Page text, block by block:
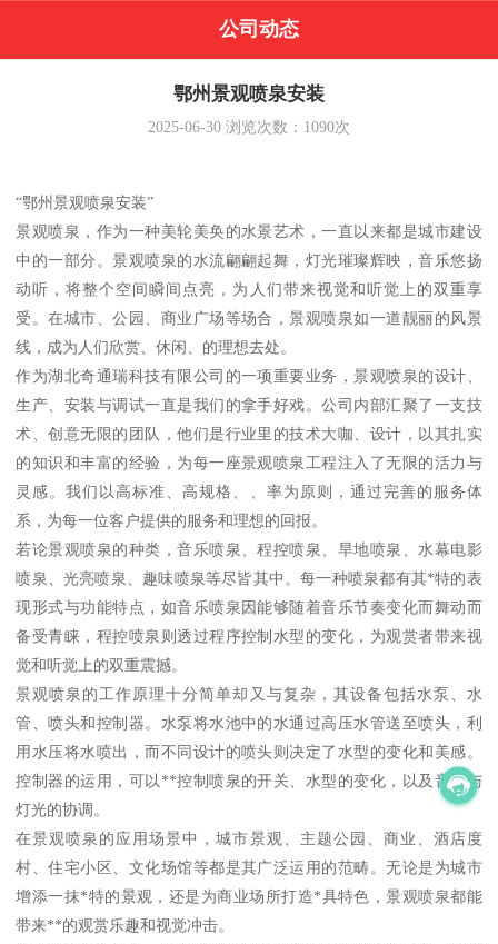
公司动态
鄂州景观喷泉安装
2025-06-30 浏览次数： 1090次
“鄂州景观喷泉安装”
景观喷泉，作为一种美轮美奂的水景艺术，一直以来都是城市建设
中的一部分。景观喷泉的水流翩翩起舞，灯光璀璨辉映，音乐悠扬
动听，将整个空间瞬间点亮，为人们带来视觉和听觉上的双重享
受。在城市、公园、商业广场等场合，景观喷泉如一道靓丽的风景
线，成为人们欣赏、休闲、的理想去处。
作为湖北奇通瑞科技有限公司的一项重要业务，景观喷泉的设计、
生产、安装与调试一直是我们的拿手好戏。公司内部汇聚了一支技
术、创意无限的团队，他们是行业里的技术大咖、设计，以其扎实
的知识和丰富的经验，为每一座景观喷泉工程注入了无限的活力与
灵感。我们以高标准、高规格、、率为原则，通过完善的服务体
系，为每一位客户提供的服务和理想的回报。
若论景观喷泉的种类，音乐喷泉、程控喷泉、旱地喷泉、水幕电影
喷泉、光亮喷泉、趣味喷泉等尽皆其中。每一种喷泉都有其*特的表
现形式与功能特点，如音乐喷泉因能够随着音乐节奏变化而舞动而
备受青睐，程控喷泉则透过程序控制水型的变化，为观赏者带来视
觉和听觉上的双重震撼。
景观喷泉的工作原理十分简单却又与复杂，其设备包括水泵、水
管、喷头和控制器。水泵将水池中的水通过高压水管送至喷头，利
用水压将水喷出，而不同设计的喷头则决定了水型的变化和美感。
控制器的运用，可以**控制喷泉的开关、水型的变化，以及音乐与
灯光的协调。
在景观喷泉的应用场景中，城市景观、主题公园、商业、酒店度
村、住宅小区、文化场馆等都是其广泛运用的范畴。无论是为城市
增添一抹*特的景观，还是为商业场所打造*具特色，景观喷泉都能
带来**的观赏乐趣和视觉冲击。